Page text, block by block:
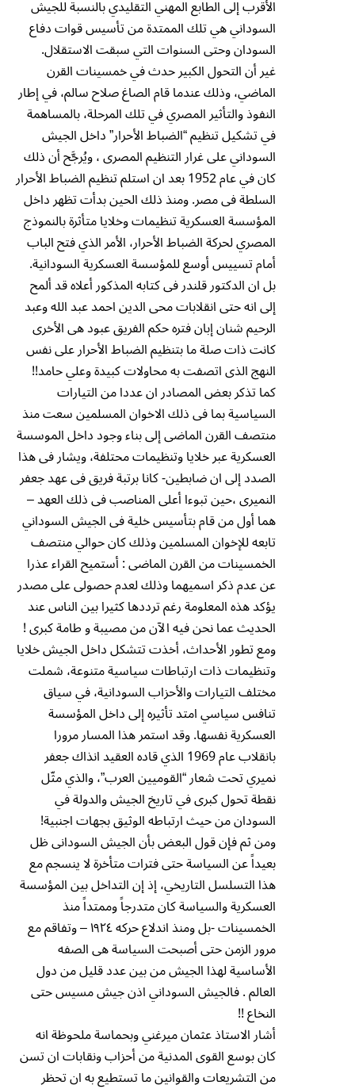
الأقرب إلى الطابع المهني التقليدي بالنسبة للجيش
السوداني هي تلك الممتدة من تأسيس قوات دفاع
السودان وحتى السنوات التي سبقت الاستقلال.
غير أن التحول الكبير حدث في خمسينات القرن
الماضي، وذلك عندما قام الصاغ صلاح سالم، في إطار
النفوذ والتأثير المصري في تلك المرحلة، بالمساهمة
في تشكيل تنظيم “الضباط الأحرار” داخل الجيش
السوداني على غرار التنظيم المصرى ، ويُرجَّح أن ذلك
كان في عام 1952 بعد ان استلم تنظيم الضباط الأحرار
السلطة فى مصر. ومنذ ذلك الحين بدأت تظهر داخل
المؤسسة العسكرية تنظيمات وخلايا متأثرة بالنموذج
المصري لحركة الضباط الأحرار، الأمر الذي فتح الباب
أمام تسييس أوسع للمؤسسة العسكرية السودانية.
بل ان الدكتور قلندر فى كتابه المذكور أعلاه قد ألمح
إلى انه حتى انقلابات محى الدين احمد عبد الله وعبد
الرحيم شنان إبان فتره حكم الفريق عبود هى الأخرى
كانت ذات صلة ما بتنظيم الضباط الأحرار على نفس
النهج الذى اتصفت به محاولات كبيدة وعلي حامد!!
كما تذكر بعض المصادر ان عددا من التيارات
السياسية بما فى ذلك الاخوان المسلمين سعت منذ
منتصف القرن الماضى إلى بناء وجود داخل الموسسة
العسكرية عبر خلايا وتنظيمات محتلفة، ويشار فى هذا
الصدد إلى ان ضابطين- كانا برتبة فريق فى عهد جعفر
النميرى ،حين تبوءا أعلى المناصب فى ذلك العهد –
هما أول من قام بتأسيس خلية فى الجيش السوداني
تابعه للإخوان المسلمين وذلك كان حوالي منتصف
الخمسينات من القرن الماضى : أستميح القراء عذرا
عن عدم ذكر اسميهما وذلك لعدم حصولى على مصدر
يؤكد هذه المعلومة رغم ترددها كثيرا بين الناس عند
الحديث عما نحن فيه الآن من مصيبة و طامة كبرى !
ومع تطور الأحداث، أخذت تتشكل داخل الجيش خلايا
وتنظيمات ذات ارتباطات سياسية متنوعة، شملت
مختلف التيارات والأحزاب السودانية، في سياق
تنافس سياسي امتد تأثيره إلى داخل المؤسسة
العسكرية نفسها. وقد استمر هذا المسار مرورا
بانقلاب عام 1969 الذي قاده العقيد انذاك جعفر
نميري تحت شعار “القوميين العرب”، والذي مثّل
نقطة تحول كبرى في تاريخ الجيش والدولة في
السودان من حيث ارتباطه الوثيق بجهات اجنبية!
ومن ثم فإن قول البعض بأن الجيش السودانى ظل
بعيداً عن السياسة حتى فترات متأخرة لا ينسجم مع
هذا التسلسل التاريخي، إذ إن التداخل بين المؤسسة
العسكرية والسياسة كان متدرجاً وممتداً منذ
الخمسينات -بل ومنذ اندلاع حركه ١٩٢٤ – وتفاقم مع
مرور الزمن حتى أصبحت السياسة هى الصفه
الأساسية لهذا الجيش من بين عدد قليل من دول
العالم . فالجيش السوداني اذن جيش مسيس حتى
النخاع !!
أشار الاستاذ عثمان ميرغني وبحماسة ملحوظة انه
كان بوسع القوى المدنية من أحزاب ونقابات ان تسن
من التشريعات والقوانين ما تستطيع به ان تحظر